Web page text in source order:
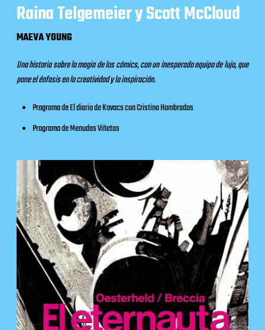
Raina Telgemeier y Scott McCloud
MAEVA YOUNG
Una historia sobre la magia de los cómics, con un inesperado equipo de lujo, que
pone el énfasis en la creatividad y la inspiración.
Programa deEl diario de Kovacscon Cristina Hombrados
Programa deMenudas Viñetas